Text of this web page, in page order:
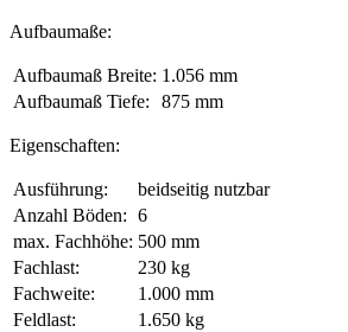
Aufbaumaße:
Aufbaumaß Breite: 1.056 mm
Aufbaumaß Tiefe:
875 mm
Eigenschaften:
Ausführung:
beidseitig nutzbar
Anzahl Böden: 6
max. Fachhöhe: 500 mm
Fachlast:
230 kg
Fachweite:
1.000 mm
Feldlast:
1.650 kg